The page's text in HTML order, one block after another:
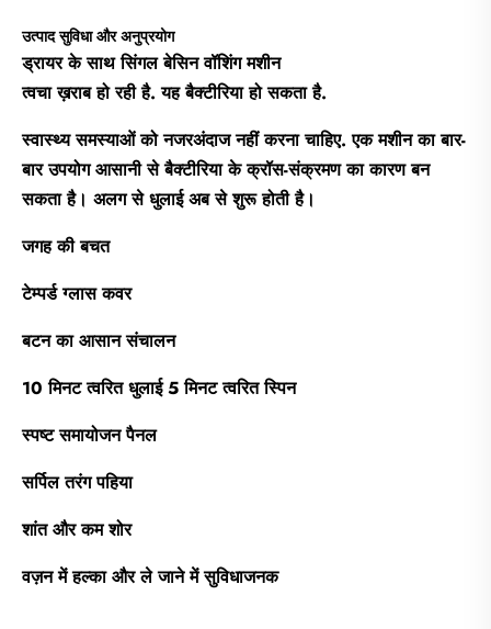
उत्पाद सुविधा और अनुप्रयोग
ड्रायर के साथ सिंगल बेसिन वॉशिंग मशीन
त्वचा ख़राब हो रही है. यह बैक्टीरिया हो सकता है.
स्वास्थ्य समस्याओं को नजरअंदाज नहीं करना चाहिए. एक मशीन का बार-
बार उपयोग आसानी से बैक्टीरिया के क्रॉस-संक्रमण का कारण बन
सकता है। अलग से धुलाई अब से शुरू होती है।
जगह की बचत
टेम्पर्ड ग्लास कवर
बटन का आसान संचालन
10 मिनट त्वरित धुलाई 5 मिनट त्वरित स्पिन
स्पष्ट समायोजन पैनल
सर्पिल तरंग पहिया
शांत और कम शोर
वज़न में हल्का और ले जाने में सुविधाजनक